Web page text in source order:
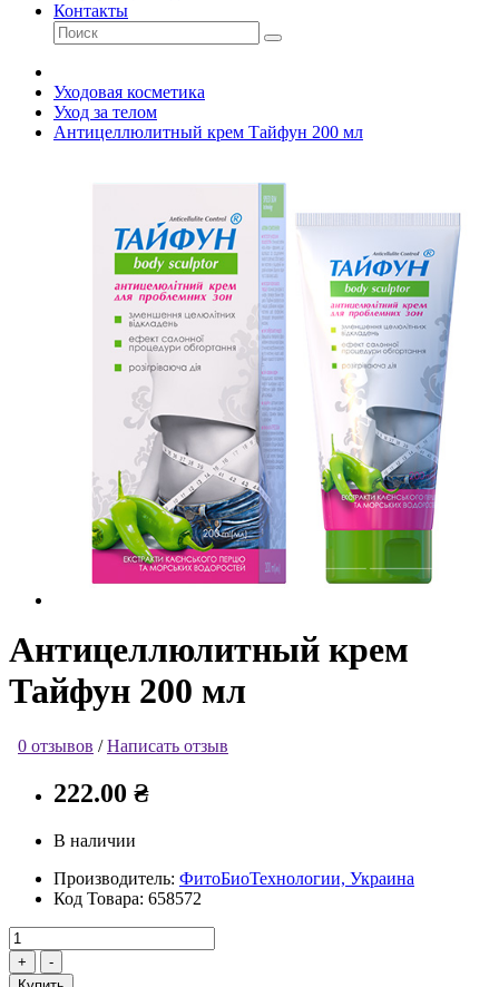
Контакты
Уходовая косметика
Уход за телом
Антицеллюлитный крем Тайфун 200 мл
Антицеллюлитный крем
Тайфун 200 мл
0 отзывов /Написать отзыв
222.00 ₴
В наличии
Производитель: ФитоБиоТехнологии, Украина
Код Товара: 658572